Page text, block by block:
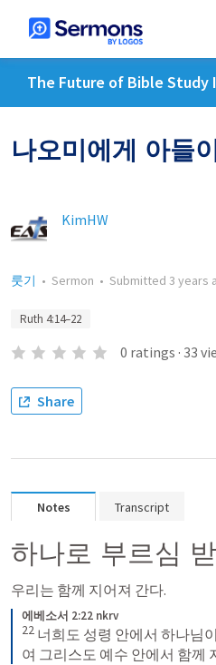
The Future of Bible Study
나오미에게 아들
KimHW
룻기 • Sermon • Submitted 3 years
Ruth 4:14–22
0 ratings · 33
Share
Notes Transcript
하나로 부르심
우리는 함께 지어져 간다.
에베소서 2:22 nkrv
22 너희도 성령 안에서 하나님
여 그리스도 예수 안에서 함께